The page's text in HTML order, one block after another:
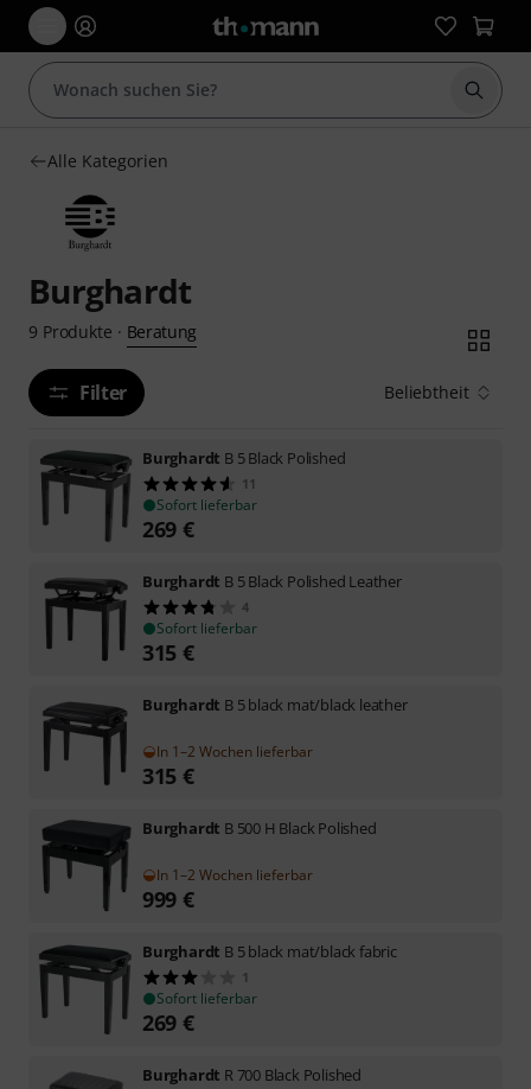
Suche
Alle Kategorien
Burghardt
9 Produkte · Beratung
Filter Beliebtheit
Burghardt B 5 Black Polished
11
Sofort lieferbar
269 €
Burghardt B 5 Black Polished Leather
4
Sofort lieferbar
315 €
Burghardt B 5 black mat/black leather
In 1–2 Wochen lieferbar
315 €
Burghardt B 500 H Black Polished
In 1–2 Wochen lieferbar
999 €
Burghardt B 5 black mat/black fabric
1
Sofort lieferbar
269 €
Burghardt R 700 Black Polished